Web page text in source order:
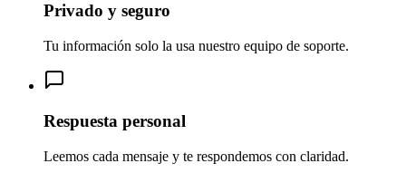
Privado y seguro
Tu información solo la usa nuestro equipo de soporte.
Respuesta personal
Leemos cada mensaje y te respondemos con claridad.